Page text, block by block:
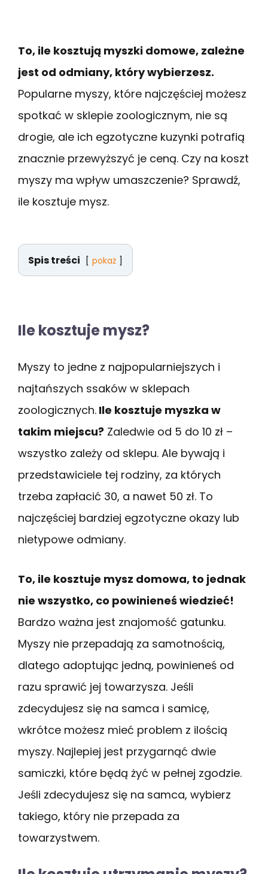
To, ile kosztują myszki domowe, zależne
jest od odmiany, który wybierzesz.
Popularne myszy, które najczęściej możesz
spotkać w sklepie zoologicznym, nie są
drogie, ale ich egzotyczne kuzynki potrafią
znacznie przewyższyć je ceną. Czy na koszt
myszy ma wpływ umaszczenie? Sprawdź,
ile kosztuje mysz.
Spis treści pokaż
Ile kosztuje mysz?
Myszy to jedne z najpopularniejszych i
najtańszych ssaków w sklepach
zoologicznych. Ile kosztuje myszka w
takim miejscu? Zaledwie od 5 do 10 zł –
wszystko zależy od sklepu. Ale bywają i
przedstawiciele tej rodziny, za których
trzeba zapłacić 30, a nawet 50 zł. To
najczęściej bardziej egzotyczne okazy lub
nietypowe odmiany.
To, ile kosztuje mysz domowa, to jednak
nie wszystko, co powinieneś wiedzieć!
Bardzo ważna jest znajomość gatunku.
Myszy nie przepadają za samotnością,
dlatego adoptując jedną, powinieneś od
razu sprawić jej towarzysza. Jeśli
zdecydujesz się na samca i samicę,
wkrótce możesz mieć problem z ilością
myszy. Najlepiej jest przygarnąć dwie
samiczki, które będą żyć w pełnej zgodzie.
Jeśli zdecydujesz się na samca, wybierz
takiego, który nie przepada za
towarzystwem.